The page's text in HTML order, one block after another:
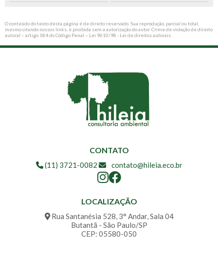
O conteúdo do texto desta página é de direito reservado. Sua reprodução, parcial ou total,
mesmo citando nossos links, é proibida sem a autorização do autor. Crime de violação de direito
autoral – artigo 184 do Código Penal – Lei 9610/98 - Lei de direitos autorais
CONTATO
(11) 3721-0082 contato@hileia.eco.br
LOCALIZAÇÃO
Rua Santanésia 528, 3° Andar, Sala 04
Butantã - São Paulo/SP
CEP: 05580-050